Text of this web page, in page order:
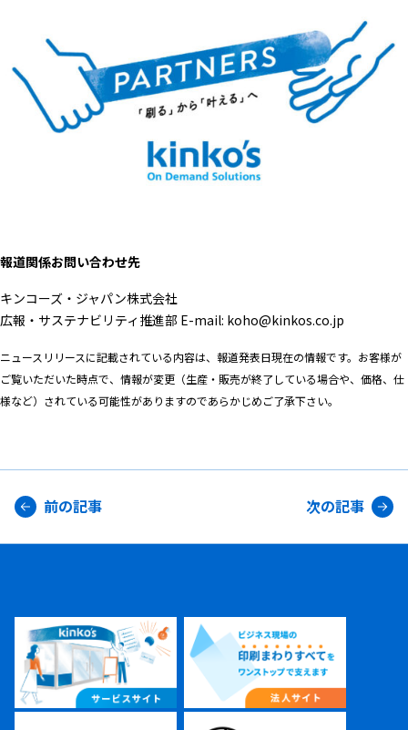
報道関係お問い合わせ先
キンコーズ・ジャパン株式会社
広報・サステナビリティ推進部 E-mail: koho@kinkos.co.jp
ニュースリリースに記載されている内容は、報道発表日現在の情報です。お客様が
ご覧いただいた時点で、情報が変更（生産・販売が終了している場合や、価格、仕
様など）されている可能性がありますのであらかじめご了承下さい。
前の記事 次の記事